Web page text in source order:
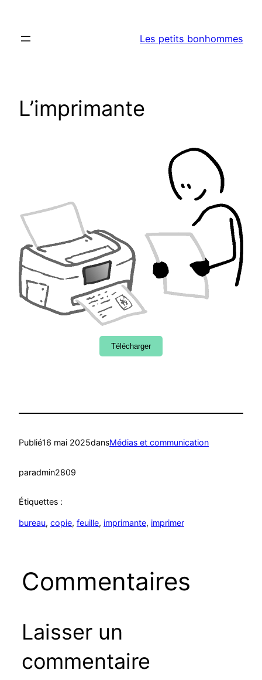
contenu
Les petits bonhommes
L’imprimante
Télécharger
Publié16 mai 2025dansMédias et communication
paradmin2809
Étiquettes :
bureau, copie, feuille, imprimante, imprimer
Commentaires
Laisser un
commentaire